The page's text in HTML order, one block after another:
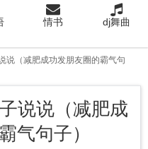
情书 dj舞曲
说（减肥成功发朋友圈的霸气句
说说（减肥成
气句子）